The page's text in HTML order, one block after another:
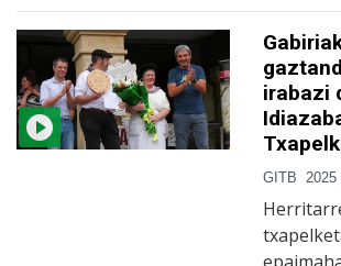
irabazi
GITB 2025